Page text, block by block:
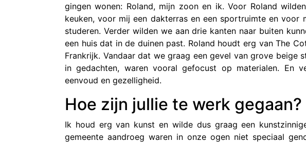
gingen wonen: Roland, mijn zoon en ik. Voor Roland
keuken, voor mij een dakterras en een sportruimte en
studeren. Verder wilden we aan drie kanten naar buiten
een huis dat in de duinen past. Roland houdt erg van The
Frankrijk. Vandaar dat we graag een gevel van grove beige
in gedachten, waren vooral gefocust op materialen. En
eenvoud en gezelligheid.
Hoe zijn jullie te werk gegaan?
Ik houd erg van kunst en wilde dus graag een
gemeente aandroeg waren in onze ogen niet speciaal